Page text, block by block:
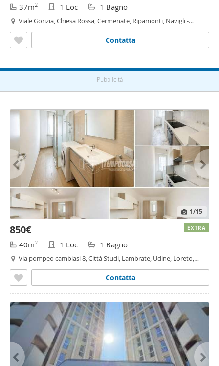
37m2 1 Loc 1 Bagno
Viale Gorizia, Chiesa Rossa, Cermenate, Ripamonti, Navigli -
Contatta
Pubblicità
1/15
850€
40m2 1 Loc 1 Bagno
Via pompeo cambiasi 8, Città Studi, Lambrate, Udine, Loreto,
Contatta
EXTRA